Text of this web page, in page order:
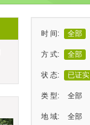
时 间: 全部
方 式: 全部
状 态: 已证实
类 型: 全部
地 域: 全部